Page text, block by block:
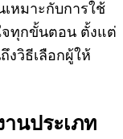
เหมาะกับการใช้
ทุกขั้นตอน ตั้งแต่
งวิธีเลือกผู้ให้
นประเภท